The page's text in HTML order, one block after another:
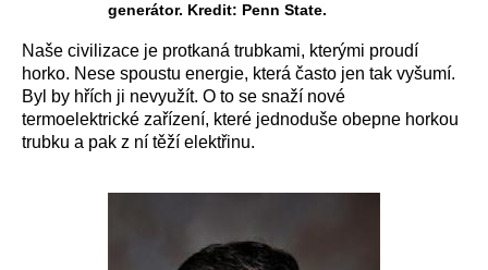
generátor. Kredit: Penn State.
Naše civilizace je protkaná trubkami, kterými proudí
horko. Nese spoustu energie, která často jen tak vyšumí.
Byl by hřích ji nevyužít. O to se snaží nové
termoelektrické zařízení, které jednoduše obepne horkou
trubku a pak z ní těží elektřinu.